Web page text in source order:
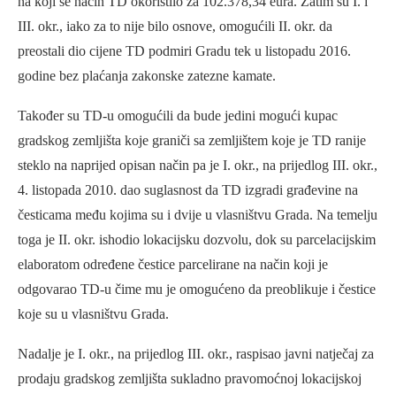
III. okr., iako za to nije bilo osnove, omogućili II. okr. da
preostali dio cijene TD podmiri Gradu tek u listopadu 2016.
godine bez plaćanja zakonske zatezne kamate.
Također su TD-u omogućili da bude jedini mogući kupac
gradskog zemljišta koje graniči sa zemljištem koje je TD ranije
steklo na naprijed opisan način pa je I. okr., na prijedlog III. okr.,
4. listopada 2010. dao suglasnost da TD izgradi građevine na
česticama među kojima su i dvije u vlasništvu Grada. Na temelju
toga je II. okr. ishodio lokacijsku dozvolu, dok su parcelacijskim
elaboratom određene čestice parcelirane na način koji je
odgovarao TD-u čime mu je omogućeno da preoblikuje i čestice
koje su u vlasništvu Grada.
Nadalje je I. okr., na prijedlog III. okr., raspisao javni natječaj za
prodaju gradskog zemljišta sukladno pravomoćnoj lokacijskoj